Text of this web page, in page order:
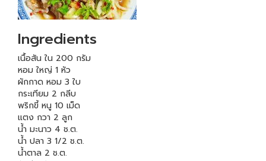
Ingredients
เนื้อสัน ใน 200 กรัม
หอม ใหญ่ 1 หัว
ผักกาด หอม 3 ใบ
กระเทียม 2 กลีบ
พริกขี้ หนู 10 เม็ด
แตง กวา 2 ลูก
น้ำ มะนาว 4 ช.ต.
น้ำ ปลา 3 1/2 ช.ต.
น้ำตาล 2 ช.ต.